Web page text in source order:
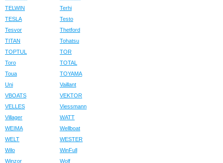
TELWIN
Terhi
TESLA
Testo
Tesvor
Thetford
TITAN
Tohatsu
TOPTUL
TOR
Toro
TOTAL
Toua
TOYAMA
Uni
Vaillant
VBOATS
VEKTOR
VELLES
Viessmann
Villager
WATT
WEIMA
Wellboat
WELT
WESTER
Wilo
WinFull
Winzor
Wolf